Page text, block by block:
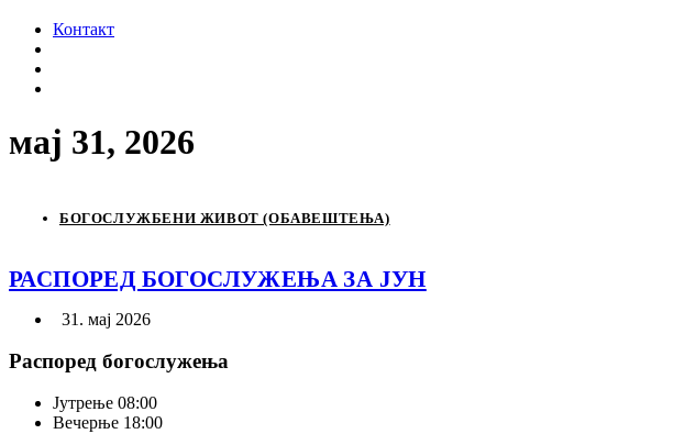
Контакт
мај 31, 2026
БОГОСЛУЖБЕНИ ЖИВОТ (ОБАВЕШТЕЊА)
РАСПОРЕД БОГОСЛУЖЕЊА ЗА ЈУН
31. мај 2026
Распоред богослужења
Јутрење 08:00
Вечерње 18:00